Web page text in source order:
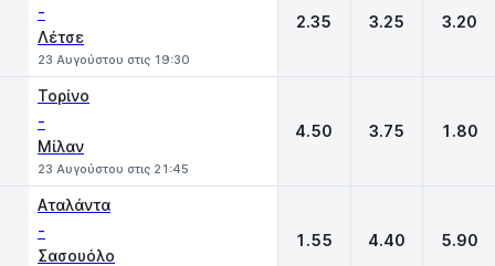
-
Λέτσε
23 Αυγούστου στις 19:30
2.35 3.25 3.20
Τορίνο
-
Μίλαν
23 Αυγούστου στις 21:45
4.50 3.75 1.80
Αταλάντα
-
Σασουόλο
1.55 4.40 5.90